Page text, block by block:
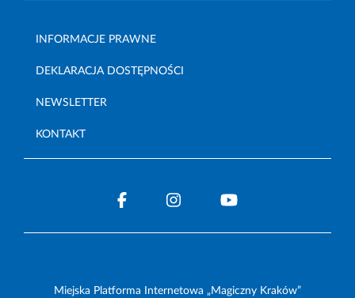
INFORMACJE PRAWNE
DEKLARACJA DOSTĘPNOŚCI
NEWSLETTER
KONTAKT
Miejska Platforma Internetowa „Magiczny Kraków”